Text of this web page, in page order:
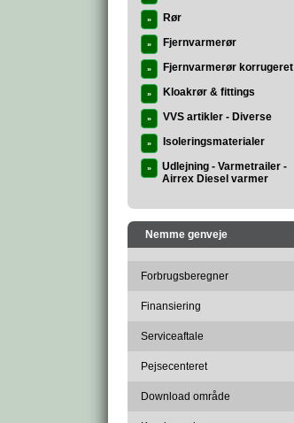
» Rør
» Fjernvarmerør
» Fjernvarmerør korrugeret
» Kloakrør & fittings
» VVS artikler - Diverse
» Isoleringsmaterialer
»
Udlejning - Varmetrailer -
Airrex Diesel varmer
Nemme genveje
Forbrugsberegner
Finansiering
Serviceaftale
Pejsecenteret
Download område